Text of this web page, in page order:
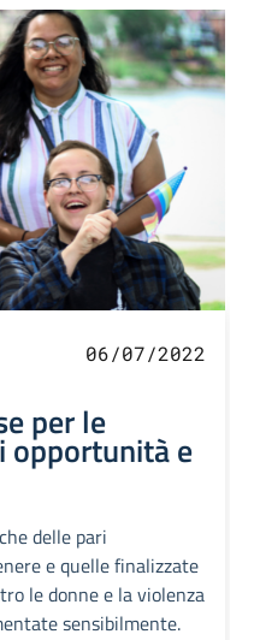
06/07/2022
per le
opportunità e
delle pari
e quelle finalizzate
le donne e la violenza
sensibilmente.